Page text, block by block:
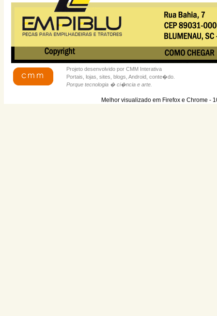
Projeto desenvolvido por CMM Interativa
Portais, lojas, sites, blogs, Android, conte�do.
Porque tecnologia � ci�ncia e arte.
Melhor visualizado em Firefox e Chrome -